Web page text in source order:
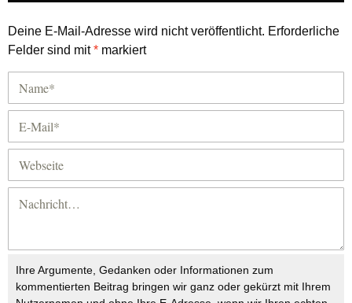
Deine E-Mail-Adresse wird nicht veröffentlicht. Erforderliche
Felder sind mit* markiert
Ihre Argumente, Gedanken oder Informationen zum
kommentierten Beitrag bringen wir ganz oder gekürzt mit Ihrem